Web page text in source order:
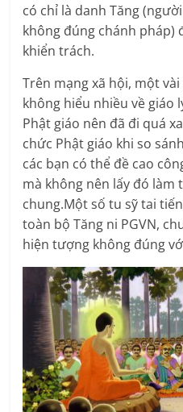
có chỉ là danh Tăng
không đúng chánh pháp)
khiển trách.
Trên mạng xã hội, một
không hiểu nhiều về giáo
Phật giáo nên đã đi quá
chức Phật giáo khi so
các bạn có thể đề cao
mà không nên lấy đó làm
chung.Một số tu sỹ tai
toàn bộ Tăng ni PGVN,
hiện tượng không đúng